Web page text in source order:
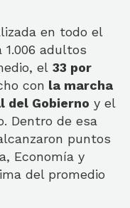
en todo el
adultos
el 33 por
con la marcha
del Gobierno y el
Dentro de esa
puntos
Economía y
del promedio